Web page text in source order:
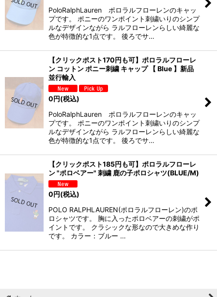
PoloRalphLauren ポロラルフローレンのキャッ
プです。 ポニーのワンポイント刺繍いりのシンプ
ルなデザインながら ラルフローレンらしい綺麗な
色が特徴的な1点です。 後ろでサ…
【クリックポスト170円も可】ポロラルフローレ
ン コットン ポニー刺繍 キャップ 【 Blue 】新品
並行輸入
0円(税込)
PoloRalphLauren ポロラルフローレンのキャッ
プです。 ポニーのワンポイント刺繍いりのシンプ
ルなデザインながら ラルフローレンらしい綺麗な
色が特徴的な1点です。 後ろでサ…
【クリックポスト185円も可】ポロラルフローレ
ン "ポロベアー" 刺繍 鹿の子ポロシャツ(BLUE/M)
0円(税込)
POLO RALPHLAUREN(ポロラルフローレン)のポ
ロシャツです。 胸に入ったポロベアーの刺繍がポ
イントです。 クラシックな形なので大きめな作り
です。 カラー：ブルー …